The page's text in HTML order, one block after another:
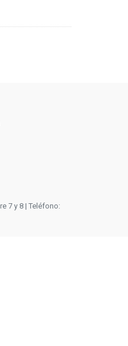
7 y 8 | Teléfono: